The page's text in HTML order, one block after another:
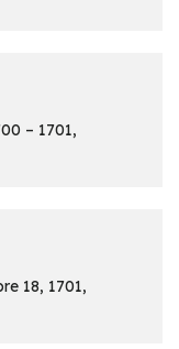
– 1701,
18, 1701,